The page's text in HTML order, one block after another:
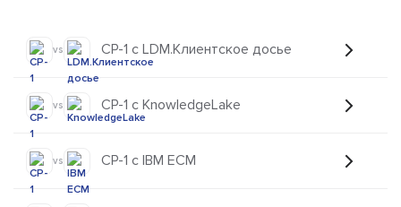
vs CP-1 с LDM.Клиентское досье
vs CP-1 с KnowledgeLake
vs CP-1 с IBM ECM